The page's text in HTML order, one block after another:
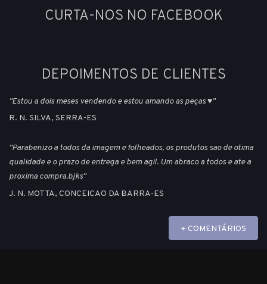
CURTA-NOS NO FACEBOOK
DEPOIMENTOS DE CLIENTES
"Estou a dois meses vendendo e estou amando as peças ♥️"
R. N. SILVA, SERRA-ES
"Parabenizo a todos da imagem e folheados, os produtos sao de otima
qualidade e o prazo de entrega e bem agil. Um abraco a todos e ate a
proxima compra.bjks"
J. N. MOTTA, CONCEICAO DA BARRA-ES
+ COMENTÁRIOS